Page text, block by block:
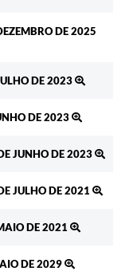
DE 2025
DE 2023
DE 2023
JUNHO DE 2023
JULHO DE 2021
DE 2021
DE 2029